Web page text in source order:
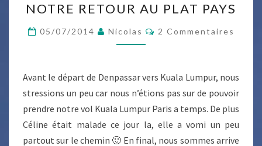
RETOUR
AU
PLAT
NOTRE RETOUR AU PLAT PAYS
05/07/2014 Nicolas Commentaires
2 Commentaires
Avant le départ de Denpassar vers Kuala Lumpur, nous
stressions un peu car nous n’étions pas sur de pouvoir
prendre notre vol Kuala Lumpur Paris a temps. De plus
Céline était malade ce jour la, elle a vomi un peu
partout sur le chemin 🙂 En final, nous sommes arrive